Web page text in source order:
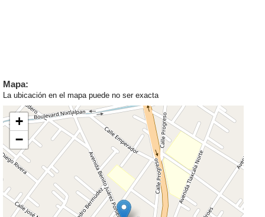
Mapa:
La ubicación en el mapa puede no ser exacta
+
−